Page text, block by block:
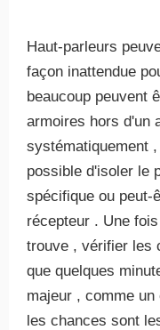
Haut-parleurs
façon inattendue
beaucoup peuvent
armoires hors d'un
systématiquement
possible d'isoler le
spécifique ou peut-
récepteur . Une
trouve , vérifier les
que quelques
majeur , comme
les chances sont